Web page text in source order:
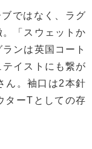
ではなく、ラグ
「スウェットか
ンは英国コート
イストにも繋が
ん。袖口は2本針
ターTとしての存